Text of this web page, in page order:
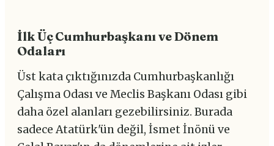
İlk Üç Cumhurbaşkanı ve Dönem
Odaları
Üst kata çıktığınızda Cumhurbaşkanlığı
Çalışma Odası ve Meclis Başkanı Odası gibi
daha özel alanları gezebilirsiniz. Burada
sadece Atatürk'ün değil, İsmet İnönü ve